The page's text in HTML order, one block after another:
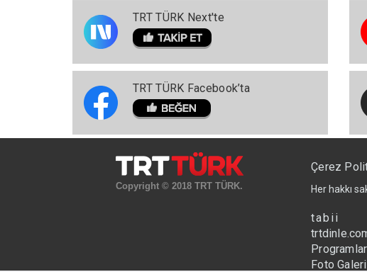
TRT TÜRK Next'te
TRT TÜRK Facebook’ta
Copyright © 2018 TRT TÜRK.
Çerez
Her hakkı
tabii
Programlar
Foto Galeri